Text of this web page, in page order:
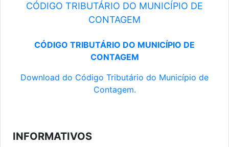
CÓDIGO TRIBUTÁRIO DO MUNICÍPIO DE
CONTAGEM
CÓDIGO TRIBUTÁRIO DO MUNICÍPIO DE
CONTAGEM
Download do Código Tributário do Município de
Contagem.
INFORMATIVOS